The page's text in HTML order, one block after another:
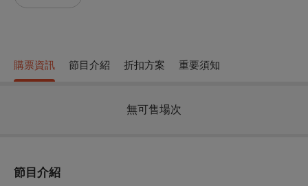
購票資訊 節目介紹 折扣方案 重要須知
無可售場次
節目介紹